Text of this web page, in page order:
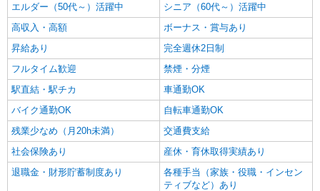
年末年始手当：380円/時 寸志あり：年2回（6月・
12月） ※業績による ※処遇改善手当は試用期間
中(3ヶ月)は支給なし
岐阜県大垣市久瀬川町6-128
詳細を見る
エルダー（50代～）活躍中
シニア（60代～）活躍中
高収入・高額
ボーナス・賞与あり
昇給あり
完全週休2日制
フルタイム歓迎
禁煙・分煙
駅直結・駅チカ
車通勤OK
バイク通勤OK
自転車通勤OK
残業少なめ（月20h未満）
交通費支給
社会保険あり
産休・育休取得実績あり
退職金・財形貯蓄制度あり
各種手当（家族・役職・インセン
ティブなど）あり